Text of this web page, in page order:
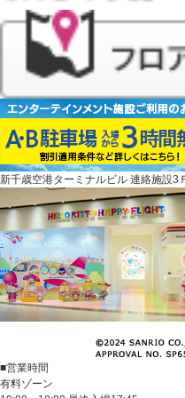
新千歳空港ターミナルビル 連絡施設
■営業時間
有料ゾーン